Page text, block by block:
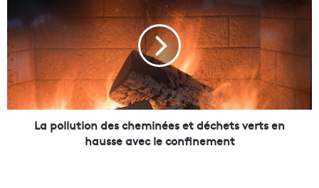
n
t
i
g
a
s
p
p
o
l
l
u
t
i
La pollution des cheminées et déchets verts en
hausse avec le confinement